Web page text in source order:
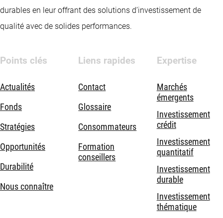
durables en leur offrant des solutions d’investissement de
qualité avec de solides performances.
Points clés
Actualités
Fonds
Stratégies
Opportunités
Durabilité
Nous connaître
Liens rapides
Contact
Glossaire
Consommateurs
Formation
conseillers
Expertise
Marchés
émergents
Investissement
crédit
Investissement
quantitatif
Investissement
durable
Investissement
thématique